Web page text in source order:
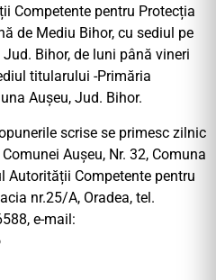
Competente pentru Protecția
de Mediu Bihor, cu sediul pe
Bihor, de luni până vineri
titularului -Primăria
Aușeu, Jud. Bihor.
scrise se primesc zilnic
Aușeu, Nr. 32, Comuna
Autorității Competente pentru
nr.25/A, Oradea, tel.
e-mail: